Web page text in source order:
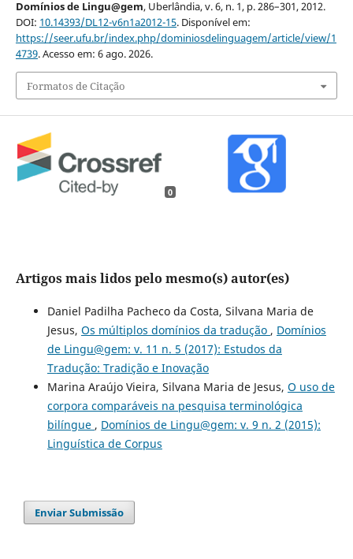
Domínios de Lingu@gem, Uberlândia, v. 6, n. 1, p. 286–301, 2012.
DOI: 10.14393/DL12-v6n1a2012-15. Disponível em:
https://seer.ufu.br/index.php/dominiosdelinguagem/article/view/1
4739. Acesso em: 6 ago. 2026.
Formatos de Citação
0
Artigos mais lidos pelo mesmo(s) autor(es)
Daniel Padilha Pacheco da Costa, Silvana Maria de
Jesus, Os múltiplos domínios da tradução , Domínios
de Lingu@gem: v. 11 n. 5 (2017): Estudos da
Tradução: Tradição e Inovação
Marina Araújo Vieira, Silvana Maria de Jesus, O uso de
corpora comparáveis na pesquisa terminológica
bilíngue , Domínios de Lingu@gem: v. 9 n. 2 (2015):
Linguística de Corpus
Enviar Submissão